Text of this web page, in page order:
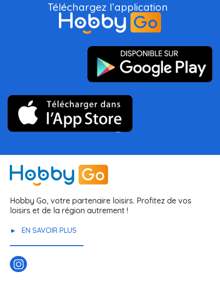
Téléchargez l’application
Hobby Go, votre partenaire loisirs. Profitez de vos
loisirs et de la région autrement !
EN SAVOIR PLUS